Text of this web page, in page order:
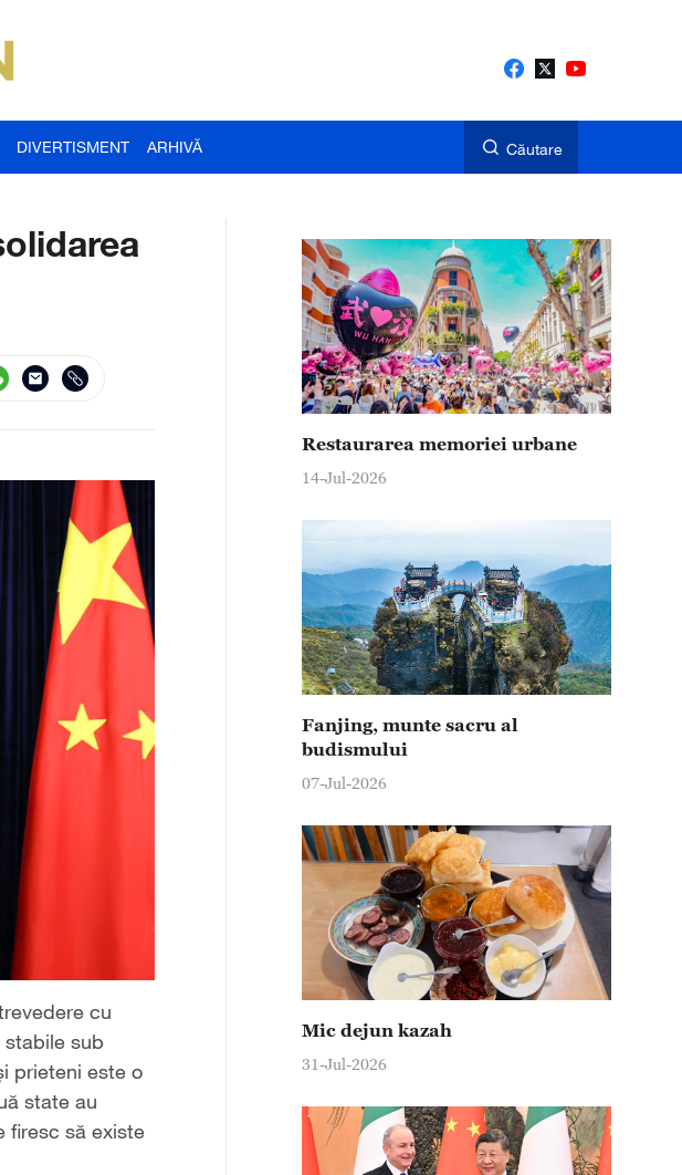
DIVERTISMENT ARHIVĂ Căutare
cu
stabile sub
prieteni este o
state au
firesc să existe
Restaurarea memoriei urbane
14-Jul-2026
Fanjing, munte sacru al
budismului
07-Jul-2026
Mic dejun kazah
31-Jul-2026